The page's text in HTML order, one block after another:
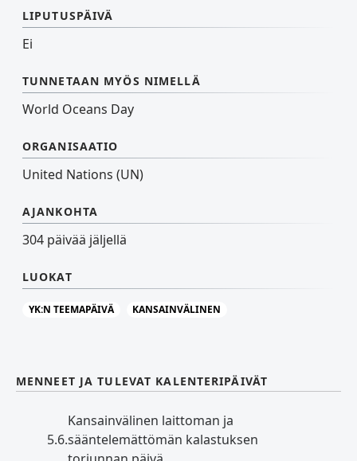
LIPUTUSPÄIVÄ
Ei
TUNNETAAN MYÖS NIMELLÄ
World Oceans Day
ORGANISAATIO
United Nations (UN)
AJANKOHTA
304 päivää jäljellä
LUOKAT
YK:N TEEMAPÄIVÄ KANSAINVÄLINEN
MENNEET JA TULEVAT KALENTERIPÄIVÄT
5.6.
Kansainvälinen laittoman ja
sääntelemättömän kalastuksen